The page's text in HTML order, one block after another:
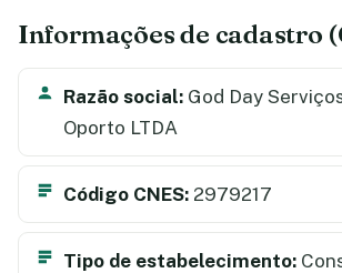
Informações de cadastro
Razão social: God Day
Oporto LTDA
Código CNES: 2979217
Tipo de estabelecimento: